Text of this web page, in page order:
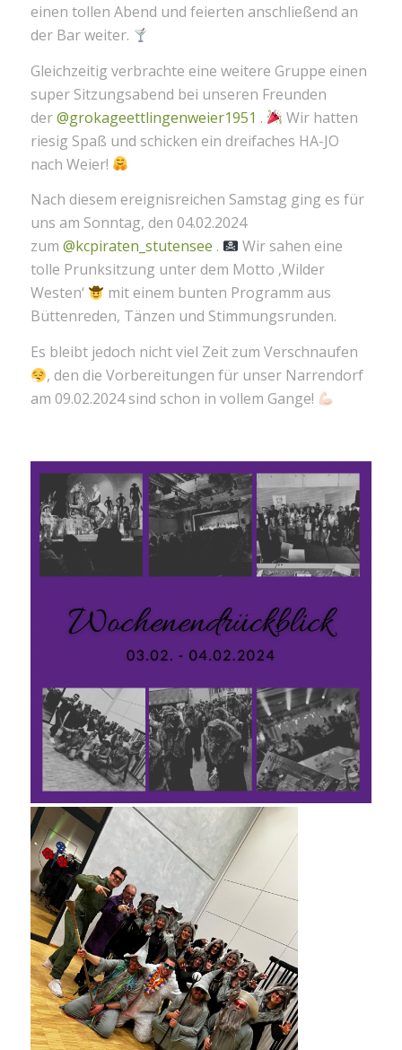
einen tollen Abend und feierten anschließend an
der Bar weiter.
Gleichzeitig verbrachte eine weitere Gruppe einen
super Sitzungsabend bei unseren Freunden
der@grokageettlingenweier1951 .
Wir hatten
riesig Spaß und schicken ein dreifaches HA-JO
nach Weier!
Nach diesem ereignisreichen Samstag ging es für
uns am Sonntag, den 04.02.2024
zum @kcpiraten_stutensee .
Wir sahen eine
tolle Prunksitzung unter dem Motto ‚Wilder
Westen‘
mit einem bunten Programm aus
Büttenreden, Tänzen und Stimmungsrunden.
Es bleibt jedoch nicht viel Zeit zum Verschnaufen
, den die Vorbereitungen für unser Narrendorf
am 09.02.2024 sind schon in vollem Gange!